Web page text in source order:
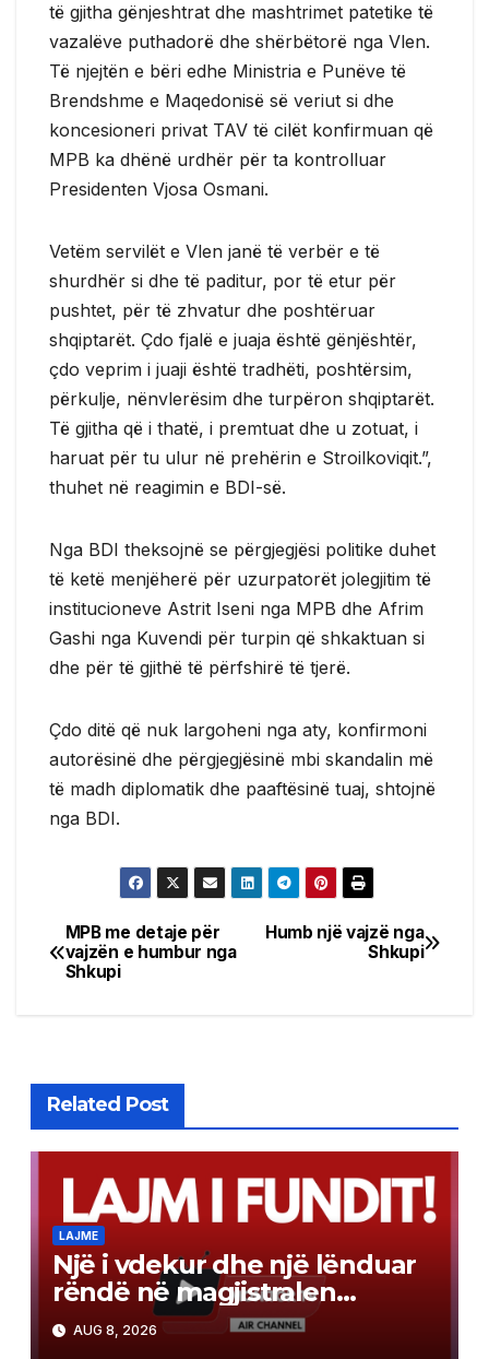
të gjitha gënjeshtrat dhe mashtrimet patetike të
vazalëve puthadorë dhe shërbëtorë nga Vlen.
Të njejtën e bëri edhe Ministria e Punëve të
Brendshme e Maqedonisë së veriut si dhe
koncesioneri privat TAV të cilët konfirmuan që
MPB ka dhënë urdhër për ta kontrolluar
Presidenten Vjosa Osmani.
Vetëm servilët e Vlen janë të verbër e të
shurdhër si dhe të paditur, por të etur për
pushtet, për të zhvatur dhe poshtëruar
shqiptarët. Çdo fjalë e juaja është gënjështër,
çdo veprim i juaji është tradhëti, poshtërsim,
përkulje, nënvlerësim dhe turpëron shqiptarët.
Të gjitha që i thatë, i premtuat dhe u zotuat, i
haruat për tu ulur në prehërin e Stroilkoviqit.”,
thuhet në reagimin e BDI-së.
Nga BDI theksojnë se përgjegjësi politike duhet
të ketë menjëherë për uzurpatorët jolegjitim të
institucioneve Astrit Iseni nga MPB dhe Afrim
Gashi nga Kuvendi për turpin që shkaktuan si
dhe për të gjithë të përfshirë të tjerë.
Çdo ditë që nuk largoheni nga aty, konfirmoni
autorësinë dhe përgjegjësinë mbi skandalin më
të madh diplomatik dhe paaftësinë tuaj, shtojnë
nga BDI.
Post
navigation
Humb një vajzë nga
Shkupi
MPB me detaje për
vajzën e humbur nga
Shkupi
Related Post
LAJME
Një i vdekur dhe një lënduar
rëndë në magjistralen
Gostivar-Kërçovë
AUG 8, 2026